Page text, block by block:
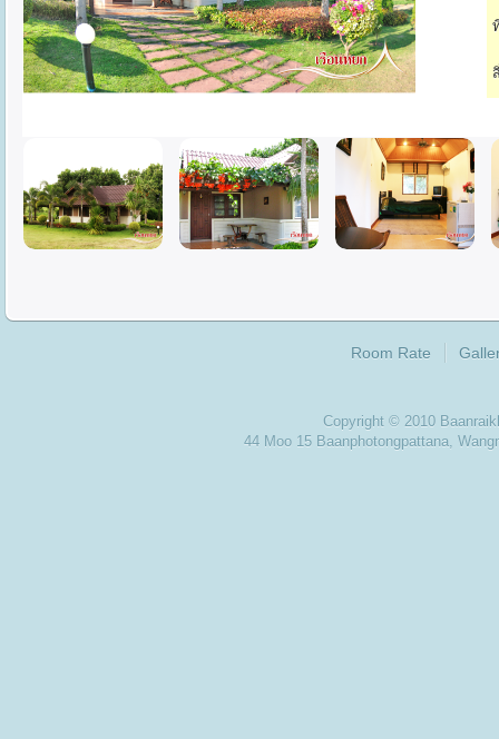
Room Rate
Copyright © 2010
44 Moo 15 Baanphotongpattana,